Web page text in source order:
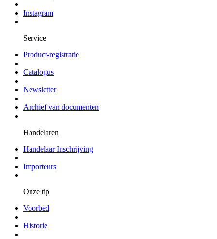
Instagram
Service
Product-registratie
Catalogus
Newsletter
Archief van documenten
Handelaren
Handelaar Inschrijving
Importeurs
Onze tip
Voorbed
Historie